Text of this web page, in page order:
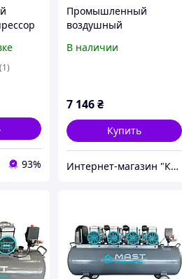
(1)
93%
Промышленный
воздушный
(Польша), Безмасляный
поршневой, XXK
В наличии
7 146₴
Купить
Интернет-магазин "КАРАПУЗИК"